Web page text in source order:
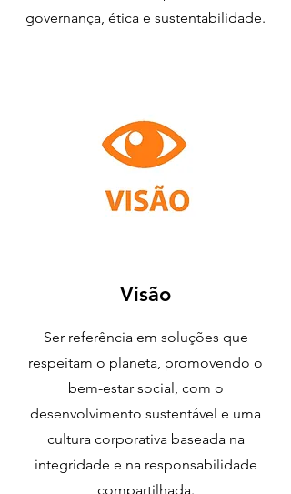
governança, ética e sustentabilidade.
Visão
Ser referência em soluções que
respeitam o planeta, promovendo o
bem-estar social, com o
desenvolvimento sustentável e uma
cultura corporativa baseada na
integridade e na responsabilidade
compartilhada.